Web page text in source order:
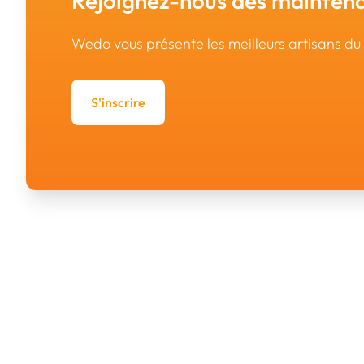
Wedo vous présente les meilleurs artisans
S'inscrire